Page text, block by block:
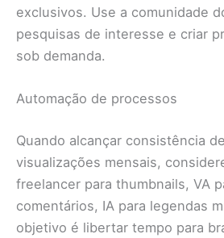
exclusivos. Use a comunidade
pesquisas de interesse e criar
sob demanda.
Automação de processos
Quando alcançar consistência
visualizações mensais,
freelancer para thumbnails, VA
comentários, IA para legendas
objetivo é libertar tempo para